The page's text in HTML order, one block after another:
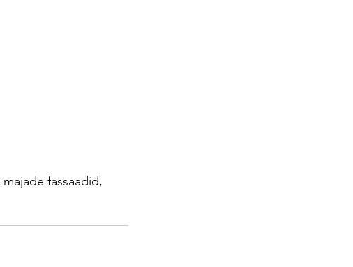
majade fassaadid,